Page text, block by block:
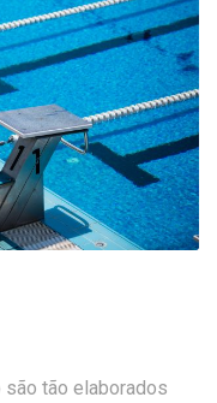
tão elaborados